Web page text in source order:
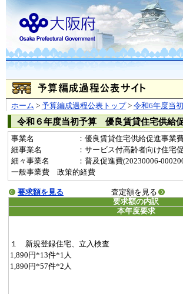
ホーム > 予算編成過程公表トップ> 令和6年度当
令和６年度当初予算 優良賃貸住宅供給
事業名
：優良賃貸住宅供給促進事業
細事業名
：サービス付高齢者向け住宅
細々事業名
：普及促進費(20230006-
一般事業費 政策的経費
要求額を見る
査定額を見る
要求額の内訳
本年度要求
１ 新規登録住宅、立入検査
1,890円*13件*1人
1,890円*57件*2人